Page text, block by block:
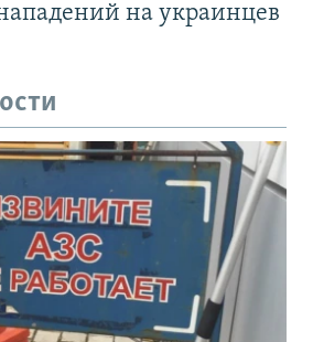
на украинцев